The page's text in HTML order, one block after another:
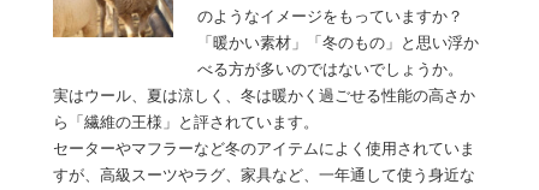
のようなイメージをもっていますか？
「暖かい素材」「冬のもの」と思い浮か
べる方が多いのではないでしょうか。
実はウール、夏は涼しく、冬は暖かく過ごせる性能の高さか
ら「繊維の王様」と評されています。
セーターやマフラーなど冬のアイテムによく使用されていま
すが、高級スーツやラグ、家具など、一年通して使う身近な